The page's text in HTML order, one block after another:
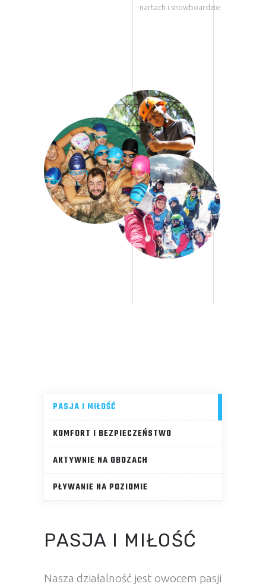
nartach i snowboardzie.
PASJA I MIŁOŚĆ
KOMFORT I BEZPIECZEŃSTWO
AKTYWNIE NA OBOZACH
PŁYWANIE NA POZIOMIE
PASJA I MIŁOŚĆ
Nasza działalność jest owocem pasji